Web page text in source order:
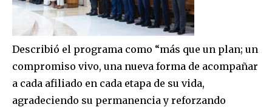
Describió el programa como “más que un plan; un
compromiso vivo, una nueva forma de acompañar
a cada afiliado en cada etapa de su vida,
agradeciendo su permanencia y reforzando